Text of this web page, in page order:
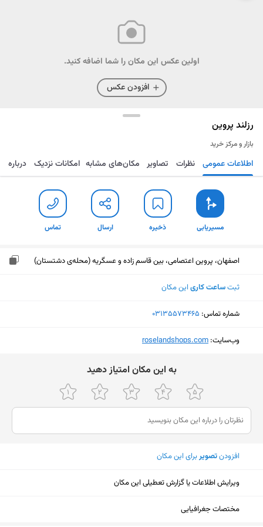
اولین عکس این مکان را شما اضافه کنید.
افزودن عکس
رزلند پروین
بازار و مرکز خرید
مسیریابی ذخیره ارسال تماس اطلاعات عمومی نظرات تصاویر مکان‌های مشابه امکانات نزدیک درباره
مسیریابی ذخیره ارسال تماس
اصفهان، پروین اعتصامی، بین قاسم زاده و عسگریه (محله‌ی دشتستان)
ثبتساعت کاری این مکان
شماره تماس: ‎03135573465
وب‌سایت: ‎roselandshops.com
ﺑﻪ اﯾﻦ ﻣﮑﺎن اﻣﺘﯿﺎز دﻫﯿﺪ
افزودنتصویربرای این مکان
ویرایش اطلاعات یا گزارش تعطیلی این مکان
مختصات جغرافیایی